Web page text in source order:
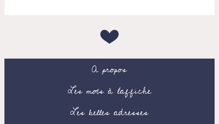
A propos
Les mots à l’affiche
Les belles adresses